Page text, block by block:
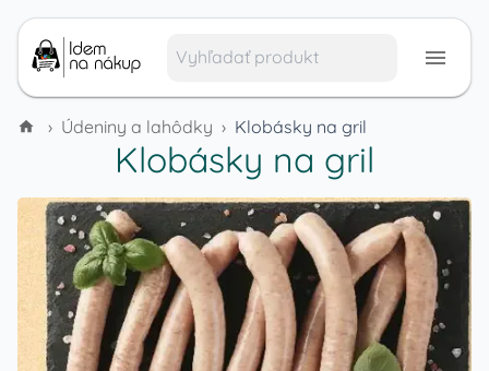
› Údeniny a lahôdky › Klobásky na gril
Klobásky na gril